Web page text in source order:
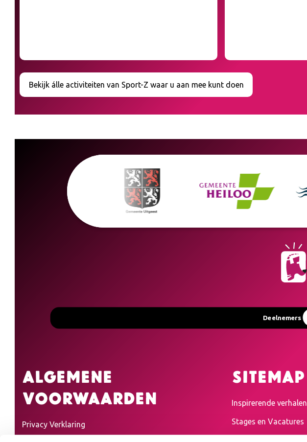
Bekijk álle activiteiten van Sport-Z waar u aan mee kunt doen
Deelnemers
Algemene
voorwaarden
Privacy Verklaring
Sitemap
Inspirerende verhalen
Stages en Vacatures